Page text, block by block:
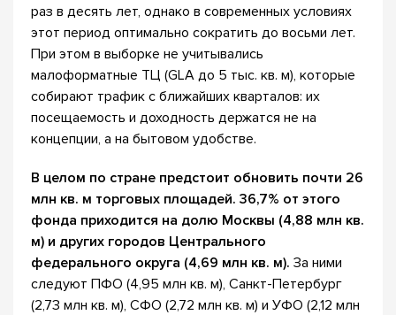
раз в десять лет, однако в современных условиях
этот период оптимально сократить до восьми лет.
При этом в выборке не учитывались
малоформатные ТЦ (GLA до 5 тыс. кв. м), которые
собирают трафик с ближайших кварталов: их
посещаемость и доходность держатся не на
концепции, а на бытовом удобстве.
В целом по стране предстоит обновить почти 26
млн кв. м торговых площадей. 36,7% от этого
фонда приходится на долю Москвы (4,88 млн кв.
м) и других городов Центрального
федерального округа (4,69 млн кв. м). За ними
следуют ПФО (4,95 млн кв. м), Санкт-Петербург
(2,73 млн кв. м), СФО (2,72 млн кв. м) и УФО (2,12 млн